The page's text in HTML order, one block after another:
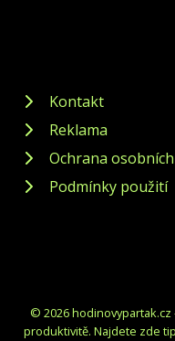
Kontakt
Reklama
Ochrana
Podmínky použití
© 2026 hodinovypartak.cz
produktivitě. Najdete zde